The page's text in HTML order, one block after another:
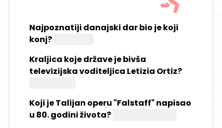
Najpoznatiji danajski dar bio je koji
konj?
Kraljica koje države je bivša
televizijska voditeljica Letizia Ortiz?
Koji je Talijan operu "Falstaff" napisao
u 80. godini života?